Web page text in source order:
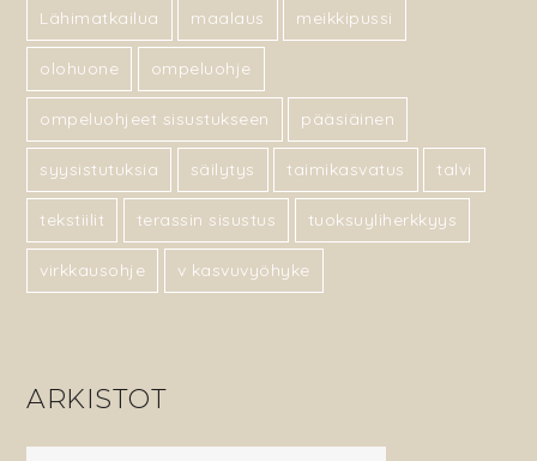
Lähimatkailua maalaus meikkipussi
olohuone ompeluohje
ompeluohjeet sisustukseen pääsiäinen
syysistutuksia säilytys taimikasvatus talvi
tekstiilit terassin sisustus tuoksuyliherkkyys
virkkausohje v kasvuvyöhyke
ARKISTOTArkistot